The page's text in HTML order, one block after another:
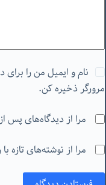
نام و ایمیل من را
مرورگر ذخیره کن.
مرا از دیدگاه‌های پس از
مرا از نوشته‌های تازه با